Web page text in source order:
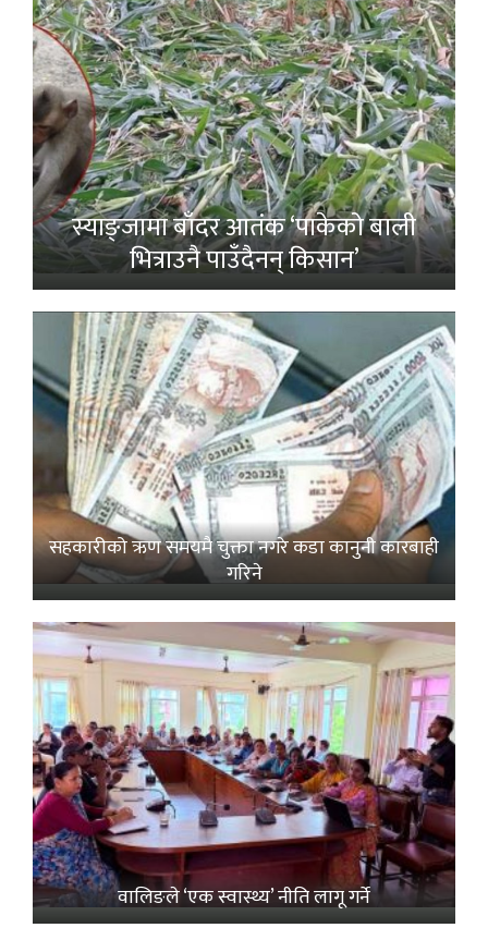
स्याङ्जामा बाँदर आतंक ‘पाकेको बाली
भित्राउनै पाउँदैनन् किसान’
सहकारीको ऋण समयमै चुक्ता नगरे कडा कानुनी कारबाही
गरिने
वालिङले ‘एक स्वास्थ्य’ नीति लागू गर्ने